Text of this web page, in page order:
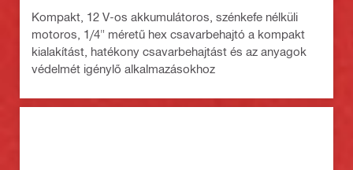
Kompakt, 12 V-os akkumulátoros, szénkefe nélküli
motoros, 1/4" méretű hex csavarbehajtó a kompakt
kialakítást, hatékony csavarbehajtást és az anyagok
védelmét igénylő alkalmazásokhoz